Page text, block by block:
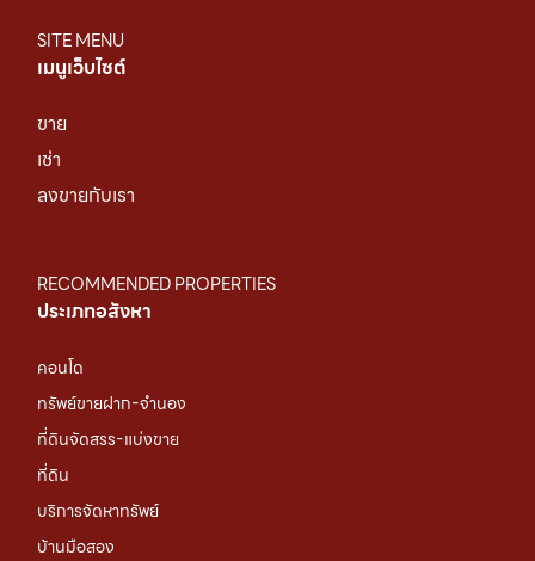
SITE MENU
เมนูเว็บไซต์
ขาย
เช่า
ลงขายกับเรา
RECOMMENDED PROPERTIES
ประเภทอสังหา
คอนโด
ทรัพย์ขายฝาก-จำนอง
ที่ดินจัดสรร-แบ่งขาย
ที่ดิน
บริการจัดหาทรัพย์
บ้านมือสอง